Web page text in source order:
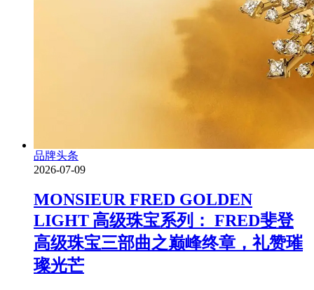
品牌头条
2026-07-09
MONSIEUR FRED GOLDEN
LIGHT 高级珠宝系列： FRED斐登
高级珠宝三部曲之巅峰终章，礼赞璀
璨光芒